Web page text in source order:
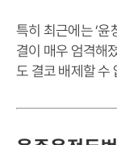
특히 최근에는 ‘윤
결이 매우 엄격해
도 결코 배제할 수